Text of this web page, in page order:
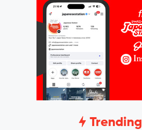
Trending